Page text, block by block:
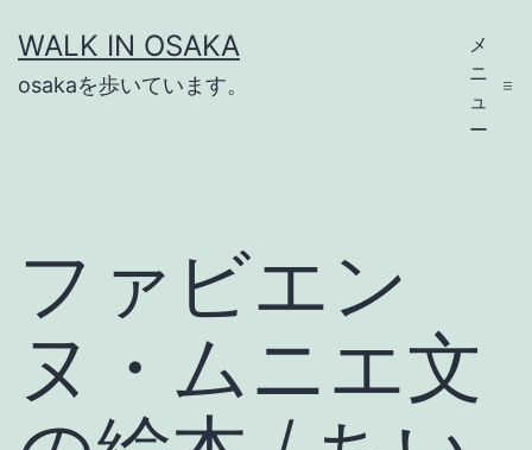
ン
テ
WALK IN OSAKA
osakaを歩いています。
メ
ニ
ュ
ー
ファビエン
ヌ・ムニエ文